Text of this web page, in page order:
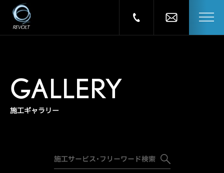
GALLERY
施工ギャラリー